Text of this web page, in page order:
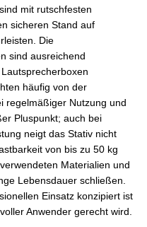
mit rutschfesten
sicheren Stand auf
Die
sind ausreichend
häufig von der
regelmäßiger Nutzung und
Pluspunkt; auch bei
neigt das Stativ nicht
von bis zu 50 kg
Materialien und
Lebensdauer schließen.
Einsatz konzipiert ist
Anwender gerecht wird.